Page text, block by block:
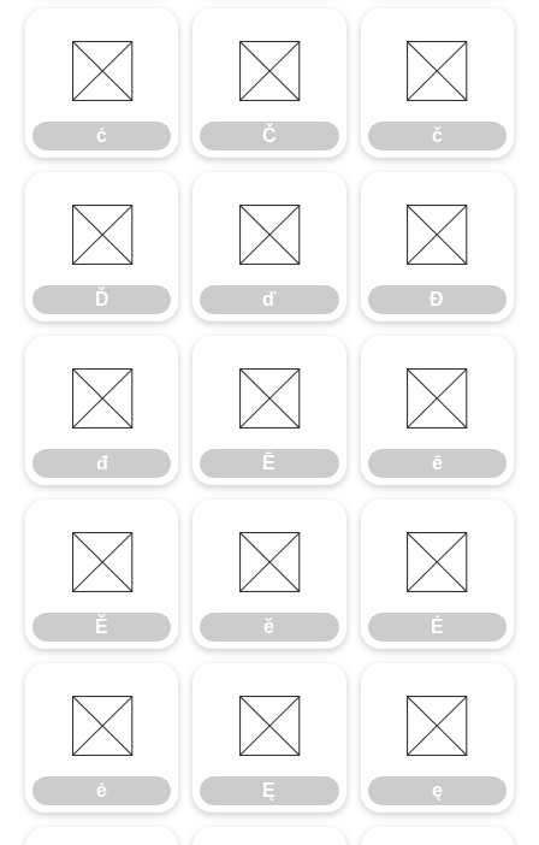
ċ
ċ
Č
Č
č
č
Ď
Ď
ď
ď
Đ
Đ
đ
đ
Ē
Ē
ē
ē
Ĕ
Ĕ
ĕ
ĕ
Ė
Ė
ė
ė
Ę
Ę
ę
ę